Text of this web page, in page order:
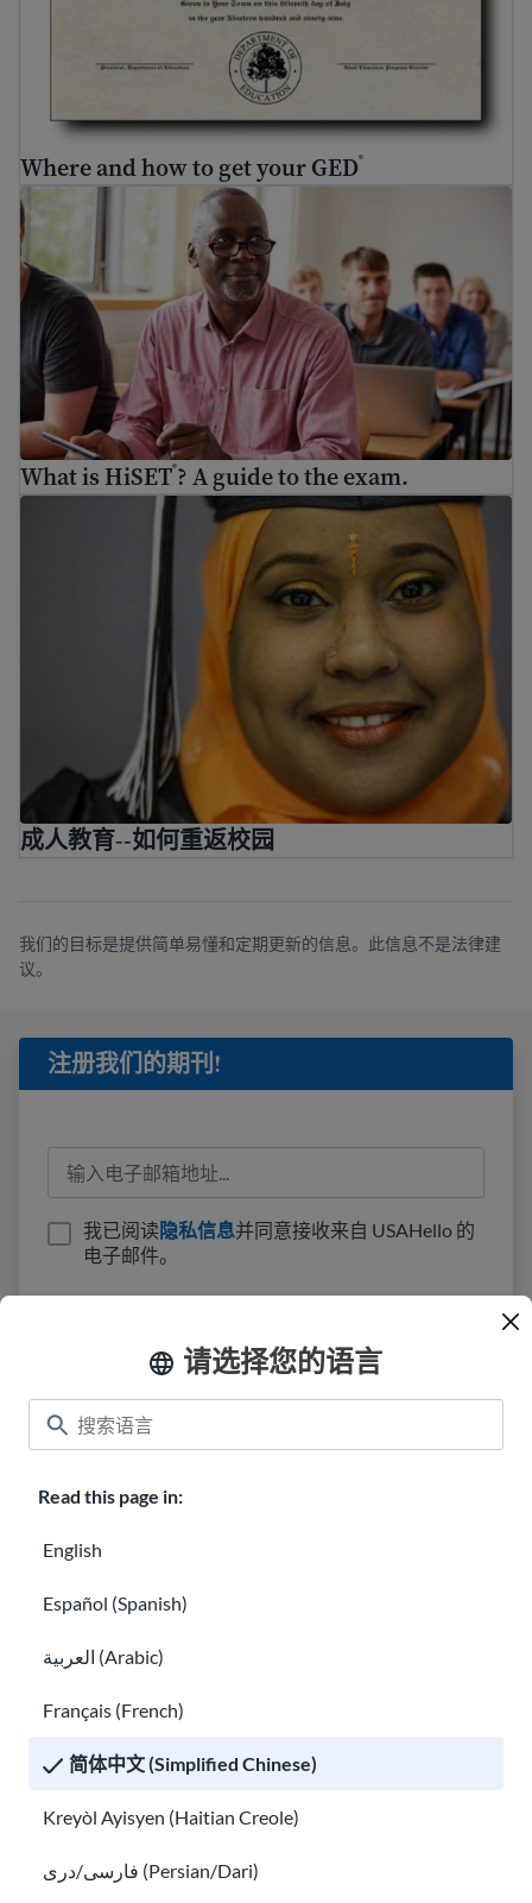
请选择您的语言
Read this page in:
English
Español (Spanish)
العربية (Arabic)
Français (French)
简体中文 (Simplified Chinese)
Kreyòl Ayisyen (Haitian Creole)
فارسی/دری (Persian/Dari)
Where and how to get your GED®
What is HiSET ? A guide to the exam.
What is HiSET®? A guide to the exam.
成人教育--如何重返校园
成人教育--如何重返校园
我们的目标是提供简单易懂和定期更新的信息。此信息不是法律建
议。
教室 About USAHello
在 USAHello 工作
注册我们的期刊!
我已阅读 隐私信息并同意接收来自 USAHello 的
电子邮件。
GED® 是美国教育理事会拥有的注册商标，由 GED Testing Service
LLC（美国高中同等学历考试服务中心）在许可下进行管理。要了解
资料。我们要求您在使用我们的内容时链接到我们的网站以明确指